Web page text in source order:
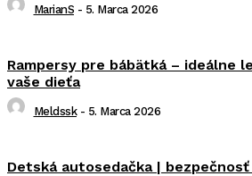
MarianS - 5. Marca 2026
Rampersy pre bábätká – ideálne
vaše dieťa
Meldssk - 5. Marca 2026
Detská autosedačka |